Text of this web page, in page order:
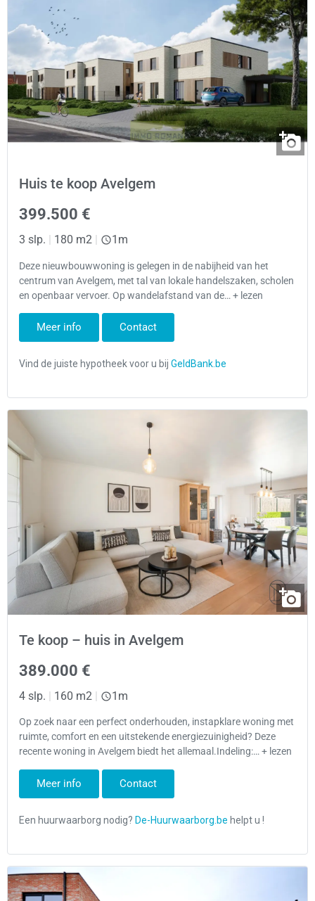
Huis te koop Avelgem
399.500 €
3 slp. 180 m2 1m
Deze nieuwbouwwoning is gelegen in de nabijheid van het
centrum van Avelgem, met tal van lokale handelszaken, scholen
en openbaar vervoer. Op wandelafstand van de… + lezen
Meer info Contact
Te koop – huis in Avelgem
389.000 €
4 slp. | 160 m2 | 1m
Op zoek naar een perfect onderhouden, instapklare woning met
ruimte, comfort en een uitstekende energiezuinigheid? Deze
recente woning in Avelgem biedt het allemaal.Indeling:… + lezen
Meer info Contact